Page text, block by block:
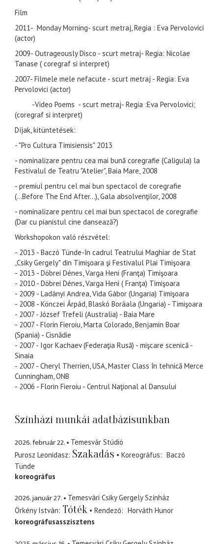
Film
2011- Monday Morning- scurt metraj, Regia : Eva Pervolovici
(actor)
2009- Outrageously Disco - scurt metraj- Regia: Nicolae
Tanase ( coregraf si interpret)
2007- Filmele mele nefacute - scurt metraj - Regia: Eva
Pervolovici (actor)
-Video Poems - scurt metraj- Regia :Eva Pervolovici;
(coregraf si interpret)
Díjak, kitüntetések:
- "Pro Cultura Timisiensis" 2013
- nominalizare pentru cea mai bună coregrafie (Caligula) la
Festivalul de Teatru "Atelier", Baia Mare, 2008
- premiul pentru cel mai bun spectacol de coregrafie
(...Before The End After...), Gala absolvenţilor, 2008
- nominalizare pentru cel mai bun spectacol de coregrafie
(Dar cu pianistul cine dansează?)
Workshopokon való részvétel:
- 2013 - Baczó Tünde-în cadrul Teatrului Maghiar de Stat
„Csiky Gergely" din Timişoara şi Festivalul Plai Timişoara
- 2013 - Döbrei Dénes, Varga Heni (Franţa) Timişoara
- 2010 - Döbrei Dénes, Varga Heni ( Franţa) Timişoara
- 2009 - Ladányi Andrea, Vida Gábor (Ungaria) Timişoara
- 2008 - Könczei Árpád, Blaskó Boráala (Ungaria) - Timişoara
- 2007 - József Trefeli (Australia) - Baia Mare
- 2007 - Florin Fieroiu, Marta Colorado, Benjamin Boar
(Spania) - Cisnădie
- 2007 - Igor Kachaev (Federaţia Rusă) - mişcare scenică -
Sinaia
- 2007 - Cheryl Therrien, USA, Master Class în tehnică Merce
Cunningham, ONB
- 2006 - Florin Fieroiu - Centrul Naţional al Dansului
Színházi munkái adatbázisunkban
2026. február 22.
Temesvár Stúdió
Purosz Leonidasz Szakadás Koreográfus
Baczó
Tünde
koreográfus
2026. január 27.
Temesvári Csiky Gergely Színház
Örkény István Tóték Rendező
Horváth Hunor
koreográfusasszisztens